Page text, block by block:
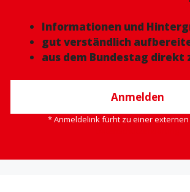
Informationen und
gut verständlich
aus dem Bundestag direkt
Anmelden
* Anmeldelink fürht zu einer